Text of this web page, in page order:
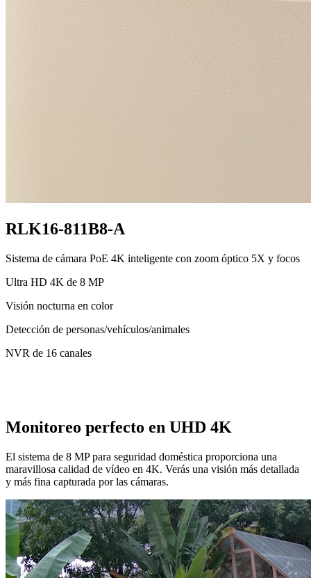
RLK16-811B8-A
Sistema de cámara PoE 4K inteligente con zoom óptico 5X y focos
Ultra HD 4K de 8 MP
Visión nocturna en color
Detección de personas/vehículos/animales
NVR de 16 canales
Monitoreo perfecto en UHD 4K
El sistema de 8 MP para seguridad doméstica proporciona una
maravillosa calidad de vídeo en 4K. Verás una visión más detallada
y más fina capturada por las cámaras.